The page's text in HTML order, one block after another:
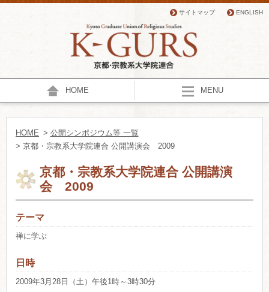
サイトマップ ENGLISH
HOME MENU
HOME > 公開シンポジウム等 一覧
> 京都・宗教系大学院連合 公開講演会 2009
京都・宗教系大学院連合 公開講演
会 2009
テーマ
禅に学ぶ
日時
2009年3月28日（土）午後1時～3時30分